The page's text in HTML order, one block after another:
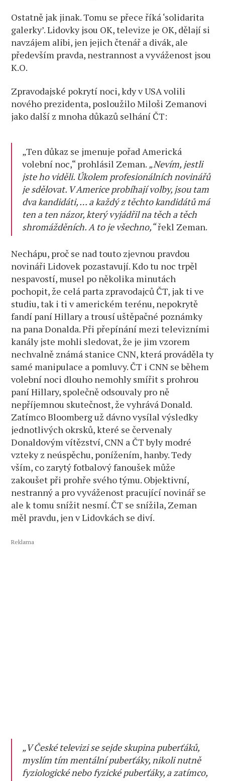
Ostatně jak jinak. Tomu se přece říká ‘solidarita
galerky’. Lidovky jsou OK, televize je OK, dělají si
navzájem alibi, jen jejich čtenář a divák, ale
především pravda, nestrannost a vyváženost jsou
K.O.
Zpravodajské pokrytí noci, kdy v USA volili
nového prezidenta, posloužilo Miloši Zemanovi
jako další z mnoha důkazů selhání ČT:
„Ten důkaz se jmenuje pořad Americká
volební noc,“ prohlásil Zeman. „Nevím, jestli
jste ho viděli. Úkolem profesionálních novinářů
je sdělovat. V Americe probíhají volby, jsou tam
dva kandidáti, … a každý z těchto kandidátů má
ten a ten názor, který vyjádřil na těch a těch
shromážděních. A to je všechno,“řekl Zeman.
Nechápu, proč se nad touto zjevnou pravdou
novináři Lidovek pozastavují. Kdo tu noc trpěl
nespavostí, musel po několika minutách
pochopit, že celá parta zpravodajců ČT, jak ti ve
studiu, tak i ti v americkém terénu, nepokrytě
fandí paní Hillary a trousí uštěpačné poznámky
na pana Donalda. Při přepínání mezi televizními
kanály jste mohli sledovat, že je jim vzorem
nechvalně známá stanice CNN, která prováděla ty
samé manipulace a pomluvy. ČT i CNN se během
volební noci dlouho nemohly smířit s prohrou
paní Hillary, společně odsouvaly pro ně
nepříjemnou skutečnost, že vyhrává Donald.
Zatímco Bloomberg už dávno vysílal výsledky
jednotlivých okrsků, které se červenaly
Donaldovým vítězství, CNN a ČT byly modré
vzteky z neúspěchu, ponížením, hanby. Tedy
vším, co zarytý fotbalový fanoušek může
zakoušet při prohře svého týmu. Objektivní,
nestranný a pro vyváženost pracující novinář se
ale k tomu snížit nesmí. ČT se snížila, Zeman
měl pravdu, jen v Lidovkách se diví.
Reklama
„V České televizi se sejde skupina puberťáků,
myslím tím mentální puberťáky, nikoli nutně
fyziologické nebo fyzické puberťáky, a zatímco,